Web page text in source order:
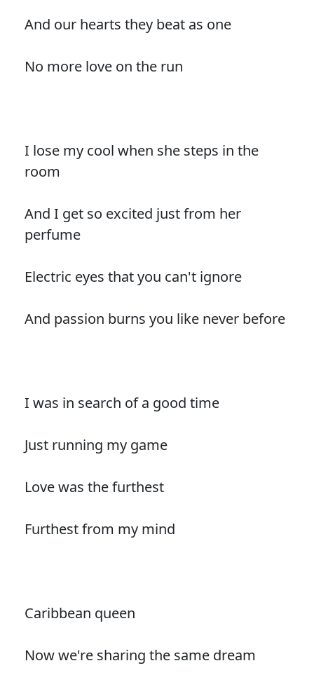
And our hearts they beat as one
No more love on the run
I lose my cool when she steps in the
room
And I get so excited just from her
perfume
Electric eyes that you can't ignore
And passion burns you like never before
I was in search of a good time
Just running my game
Love was the furthest
Furthest from my mind
Caribbean queen
Now we're sharing the same dream